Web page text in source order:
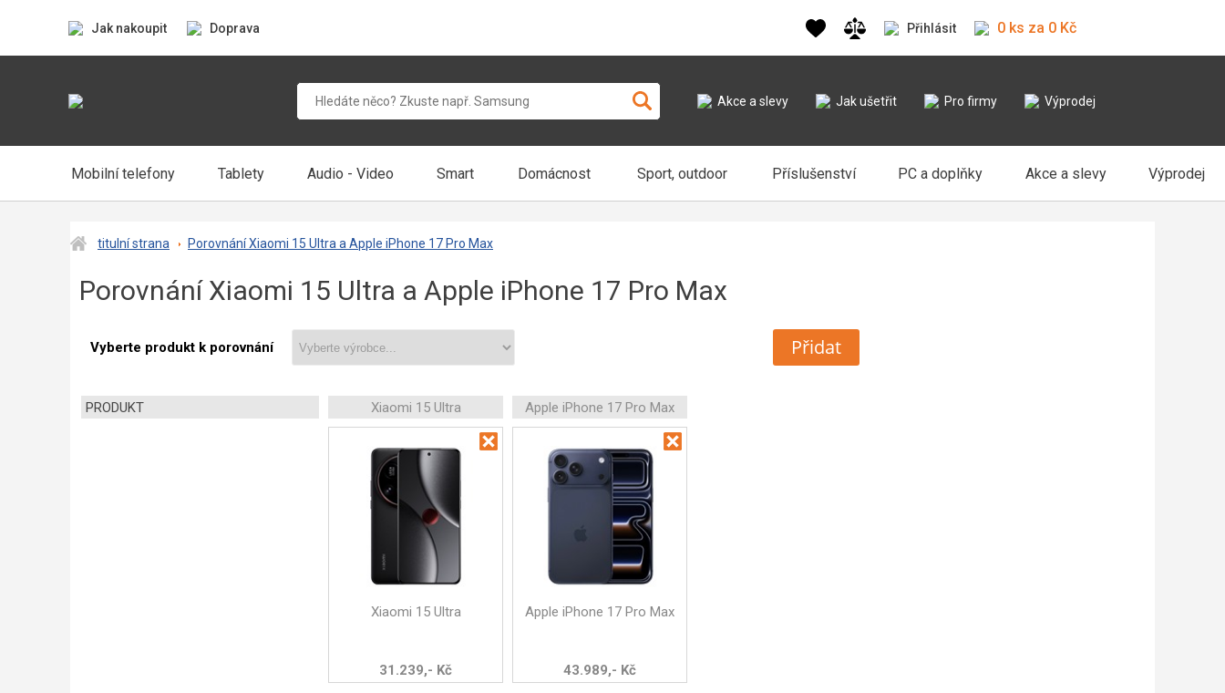
Jak nakoupit Doprava Přihlásit 0 ks za 0 Kč
Akce a slevy Jak ušetřit Pro firmy Výprodej
Mobilní telefony Tablety Audio - Video Smart Domácnost Sport, outdoor Příslušenství PC a doplňky Akce a slevy Výprodej
titulní strana Porovnání Xiaomi 15 Ultra a Apple iPhone 17 Pro Max
Porovnání Xiaomi 15 Ultra a Apple iPhone 17 Pro Max
Vyberte produkt k porovnání Přidat
PRODUKT Xiaomi 15 Ultra Apple iPhone 17 Pro Max
Xiaomi 15 Ultra
31.239,- Kč
Apple iPhone 17 Pro Max
43.989,- Kč